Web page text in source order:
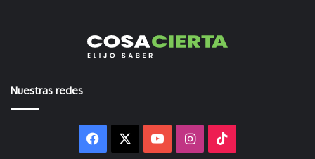
Nuestras redes
Facebook YouTubeInstagram